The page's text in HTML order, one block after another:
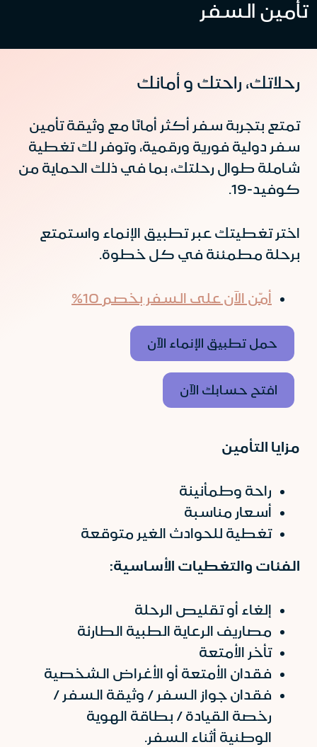
تأمين السفر
رحلاتك، راحتك و أمانك
تمتع بتجربة سفر أكثر أمانًا مع وثيقة تأمين
سفر دولية فورية ورقمية، وتوفر لك تغطية
شاملة طوال رحلتك، بما في ذلك الحماية من
كوفيد-19.
اختر تغطيتك عبر تطبيق الإنماء واستمتع
برحلة مطمئنة في كل خطوة.
أمّن الآن على السفر بخصم 10%
حمل تطبيق الإنماء الآن
افتح حسابك الآن
مزايا التأمين
راحة وطمأنينة
أسعار مناسبة
تغطية للحوادث الغير متوقعة
الفئات والتغطيات الأساسية:
إلغاء أو تقليص الرحلة
مصاريف الرعاية الطبية الطارئة
تأخر الأمتعة
فقدان الأمتعة أو الأغراض الشخصية
فقدان جواز السفر / وثيقة السفر /
رخصة القيادة / بطاقة الهوية
الوطنية أثناء السفر.